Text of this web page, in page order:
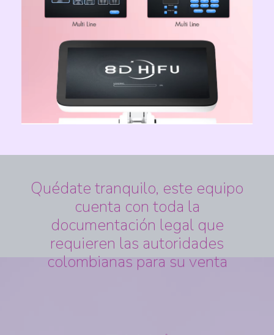
Quédate tranquilo, este equipo
cuenta con toda la
documentación legal que
requieren las autoridades
colombianas para su venta